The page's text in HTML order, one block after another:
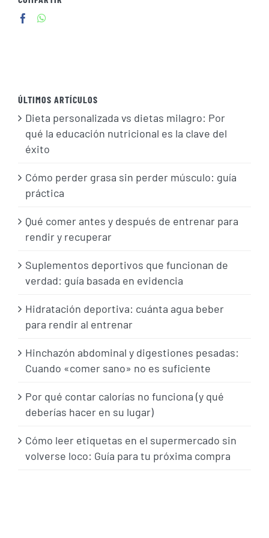
ÚLTIMOS ARTÍCULOS
Dieta personalizada vs dietas milagro: Por
qué la educación nutricional es la clave del
éxito
Cómo perder grasa sin perder músculo: guía
práctica
Qué comer antes y después de entrenar para
rendir y recuperar
Suplementos deportivos que funcionan de
verdad: guía basada en evidencia
Hidratación deportiva: cuánta agua beber
para rendir al entrenar
Hinchazón abdominal y digestiones pesadas:
Cuando «comer sano» no es suficiente
Por qué contar calorías no funciona (y qué
deberías hacer en su lugar)
Cómo leer etiquetas en el supermercado sin
volverse loco: Guía para tu próxima compra